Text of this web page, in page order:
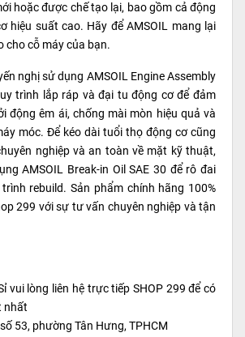
hoặc được chế tạo lại, bao gồm cả động
hiệu suất cao. Hãy để AMSOIL mang lại
cho cỗ máy của bạn.
nghị sử dụng AMSOIL Engine Assembly
trình lắp ráp và đại tu động cơ để đảm
động êm ái, chống mài mòn hiệu quả và
móc. Để kéo dài tuổi thọ động cơ cũng
nghiệp và an toàn về mặt kỹ thuật,
AMSOIL Break-in Oil SAE 30 để rô đai
rebuild. Sản phẩm chính hãng 100%
299 với sự tư vấn chuyên nghiệp và tận
vui lòng liên hệ trực tiếp SHOP 299 để có
nhất
53, phường Tân Hưng, TPHCM